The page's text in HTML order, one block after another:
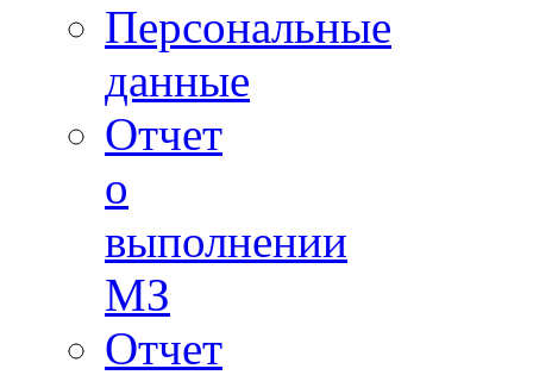
Персональные
данные
Отчет
о
выполнении
МЗ
Отчет